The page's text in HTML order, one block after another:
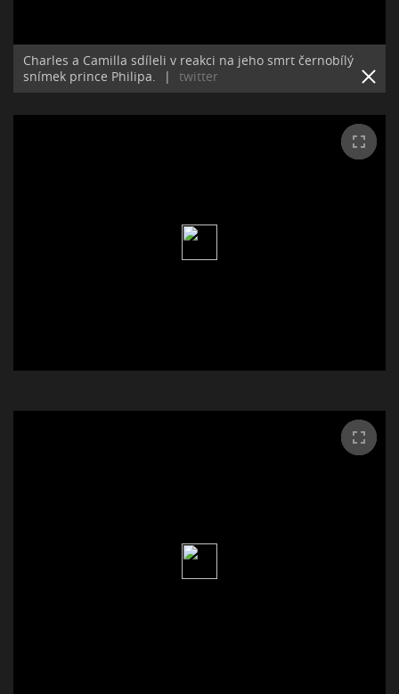
Charles a Camilla sdíleli v reakci na jeho smrt černobílý
snímek prince Philipa.
| twitter